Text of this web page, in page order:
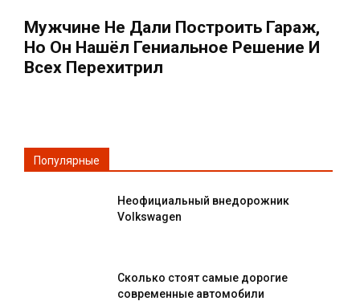
Мужчине Не Дали Построить Гараж,
Но Он Нашёл Гениальное Решение И
Всех Перехитрил
Популярные
Неофициальный внедорожник
Volkswagen
Сколько стоят самые дорогие
современные автомобили